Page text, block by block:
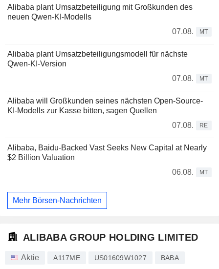
Alibaba plant Umsatzbeteiligung mit Großkunden des
neuen Qwen-KI-Modells
07.08.
MT
Alibaba plant Umsatzbeteiligungsmodell für nächste
Qwen-KI-Version
07.08.
MT
Alibaba will Großkunden seines nächsten Open-Source-
KI-Modells zur Kasse bitten, sagen Quellen
07.08.
RE
Alibaba, Baidu-Backed Vast Seeks New Capital at Nearly
$2 Billion Valuation
06.08.
MT
Mehr Börsen-Nachrichten
ALIBABA GROUP HOLDING LIMITED
Aktie A117ME US01609W1027 BABA